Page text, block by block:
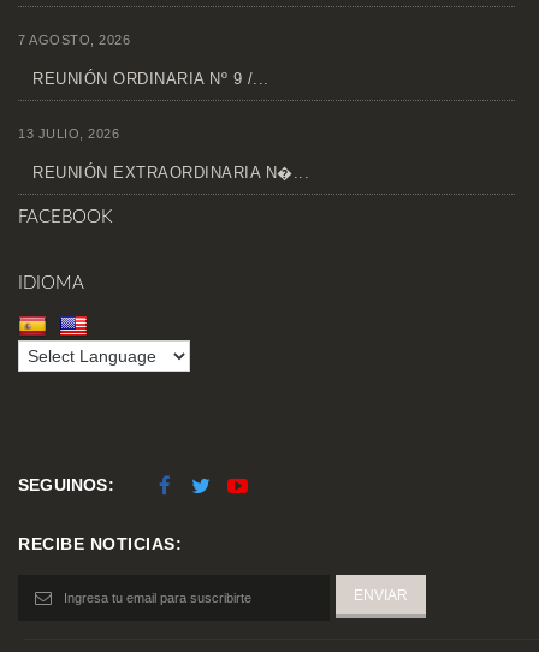
7 AGOSTO, 2026
REUNIÓN ORDINARIA Nº 9 /...
13 JULIO, 2026
REUNIÓN EXTRAORDINARIA N�...
FACEBOOK
IDIOMA
SEGUINOS:
RECIBE NOTICIAS: